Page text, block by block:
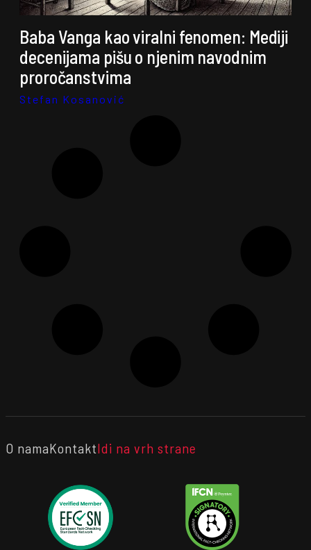
Baba Vanga kao viralni fenomen: Mediji
decenijama pišu o njenim navodnim
proročanstvima
Stefan Kosanović
O namaKontaktIdi na vrh strane